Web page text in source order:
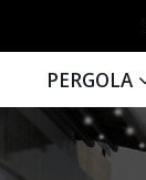
PERGOLA